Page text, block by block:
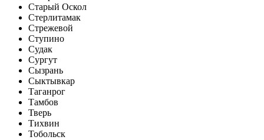
Старый Оскол
Стерлитамак
Стрежевой
Ступино
Судак
Сургут
Сызрань
Сыктывкар
Таганрог
Тамбов
Тверь
Тихвин
Тобольск